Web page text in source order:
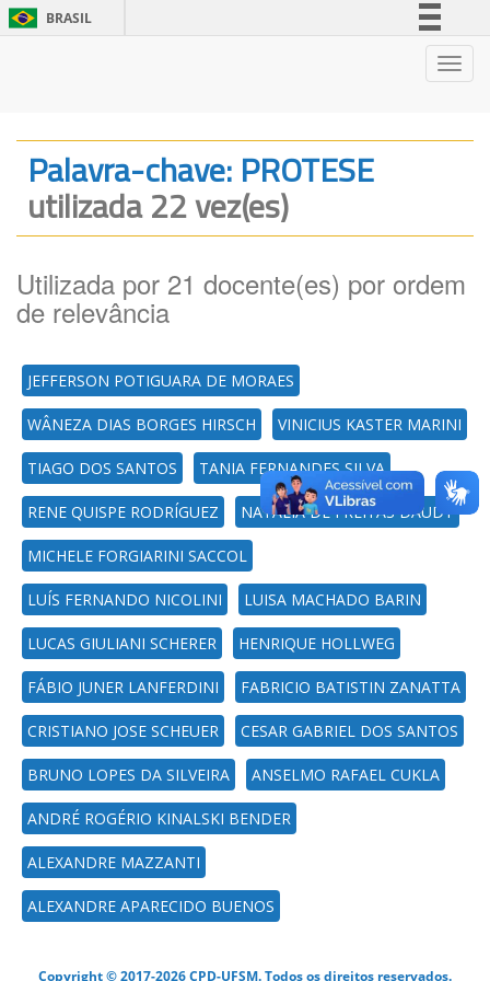
BRASIL
Legislação
Palavra-chave: PROTESE
utilizada 22 vez(es)
Utilizada por 21 docente(es) por ordem
de relevância
JEFFERSON POTIGUARA DE MORAES
WÂNEZA DIAS BORGES HIRSCH VINICIUS KASTER MARINI
TIAGO DOS SANTOS TANIA FERNANDES SILVA
RENE QUISPE RODRÍGUEZ NATÁLIA DE FREITAS DAUDT
MICHELE FORGIARINI SACCOL
LUÍS FERNANDO NICOLINI LUISA MACHADO BARIN
LUCAS GIULIANI SCHERER HENRIQUE HOLLWEG
FÁBIO JUNER LANFERDINI FABRICIO BATISTIN ZANATTA
CRISTIANO JOSE SCHEUER CESAR GABRIEL DOS SANTOS
BRUNO LOPES DA SILVEIRA ANSELMO RAFAEL CUKLA
ANDRÉ ROGÉRIO KINALSKI BENDER
ALEXANDRE MAZZANTI
ALEXANDRE APARECIDO BUENOS
Copyright © 2017-2026 CPD-UFSM. Todos os direitos reservados.